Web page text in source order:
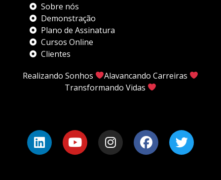
Sobre nós
Demonstração
Plano de Assinatura
Cursos Online
Clientes
Realizando Sonhos
Alavancando Carreiras
Transformando Vidas